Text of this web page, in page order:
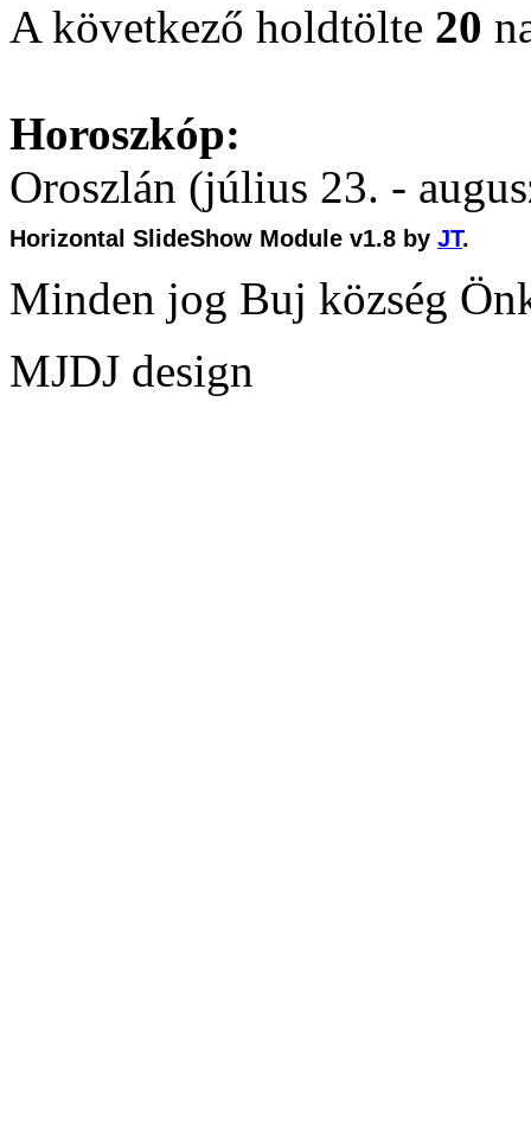
A következő holdtölte 20
Horoszkóp:
Oroszlán (július 23. -
Horizontal SlideShow Module v1.8 by JT.
Minden jog Buj község
MJDJ design